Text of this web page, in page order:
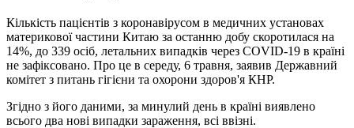
Кількість пацієнтів з коронавірусом в медичних установах
материкової частини Китаю за останню добу скоротилася на
14%, до 339 осіб, летальних випадків через COVID-19 в країні
не зафіксовано. Про це в середу, 6 травня, заявив Державний
комітет з питань гігієни та охорони здоров'я КНР.
Згідно з його даними, за минулий день в країні виявлено
всього два нові випадки зараження, всі ввізні.